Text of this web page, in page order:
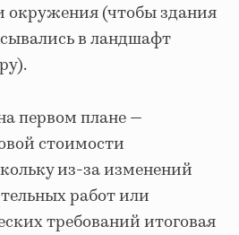
окружения (чтобы здания
в ландшафт
первом плане —
стоимости
из‑за изменений
работ или
требований итоговая